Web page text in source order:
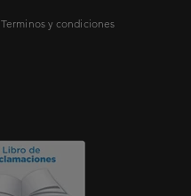
Terminos y condiciones